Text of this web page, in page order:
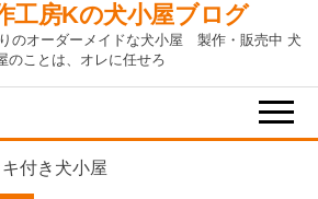
工房Kの犬小屋ブログ
のオーダーメイドな犬小屋 製作・販売中 犬
のことは、オレに任せろ
付き犬小屋